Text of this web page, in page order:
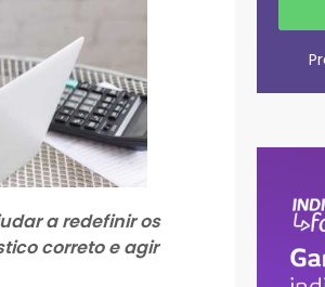
a redefinir os
correto e agir